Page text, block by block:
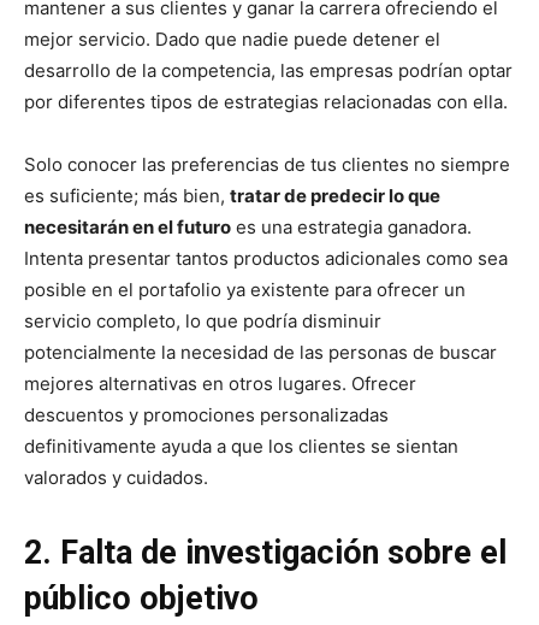
mantener a sus clientes y ganar la carrera ofreciendo el
mejor servicio. Dado que nadie puede detener el
desarrollo de la competencia, las empresas podrían optar
por diferentes tipos de estrategias relacionadas con ella.
Solo conocer las preferencias de tus clientes no siempre
es suficiente; más bien, tratar de predecir lo que
necesitarán en el futuro es una estrategia ganadora.
Intenta presentar tantos productos adicionales como sea
posible en el portafolio ya existente para ofrecer un
servicio completo, lo que podría disminuir
potencialmente la necesidad de las personas de buscar
mejores alternativas en otros lugares. Ofrecer
descuentos y promociones personalizadas
definitivamente ayuda a que los clientes se sientan
valorados y cuidados.
2. Falta de investigación sobre el
público objetivo